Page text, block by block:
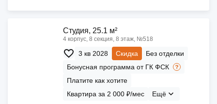
Cтудия, 25.1 м²
4 корпус, 8 секция, 8 этаж, №518
3 кв 2028 Скидка
Без отделки
Бонусная программа от ГК ФСК
Платите как хотите
Квартира за 2 000 ₽/мес
Ещё